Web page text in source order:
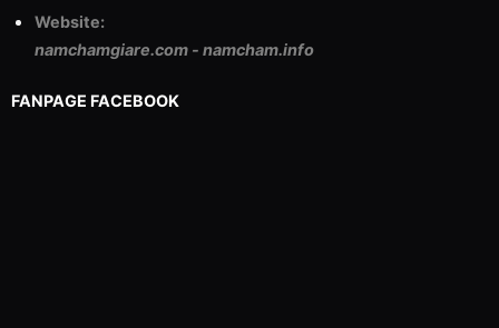
Website:
namchamgiare.com- namcham.info
FANPAGE FACEBOOK